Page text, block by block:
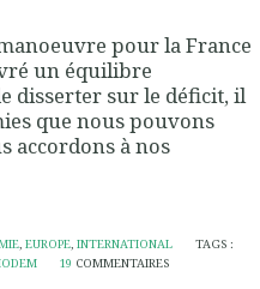
pour la France
un équilibre
disserter sur le déficit, il
que nous pouvons
accordons à nos
, EUROPE, INTERNATIONAL
TAGS :
19 COMMENTAIRES